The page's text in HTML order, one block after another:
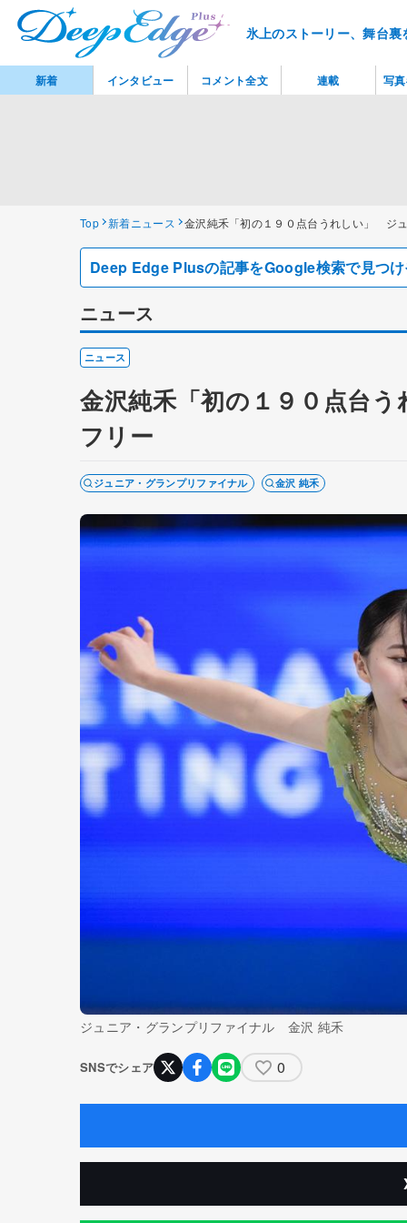
氷上のストーリー、舞台
Top 新着ニュース 金沢純禾「初の１９０点台うれしい」 ジ
Deep Edge Plusの記事をGoogle検索で見つ
ニュース
ニュース
金沢純禾「初の１９０点台
フリー
ジュニア・グランプリファイナル 金沢 純禾
ジュニア・グランプリファイナル 金沢 純禾
SNSでシェア 0
新着 インタビュー コメント全文 連載 写